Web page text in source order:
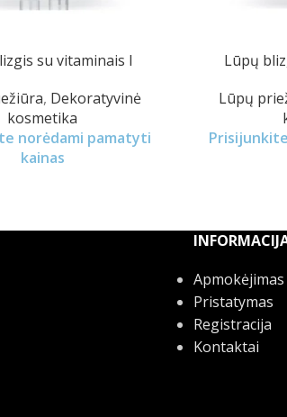
su vitaminais I
, Dekoratyvinė
kosmetika
norėdami pamatyti
kainas
Lūpų
Lūpų
Apmokėjimas
Pristatymas
Registracija
Kontaktai